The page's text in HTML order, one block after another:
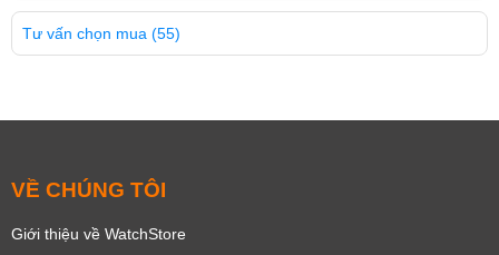
Tư vấn chọn mua (55)
VỀ CHÚNG TÔI
Giới thiệu về WatchStore